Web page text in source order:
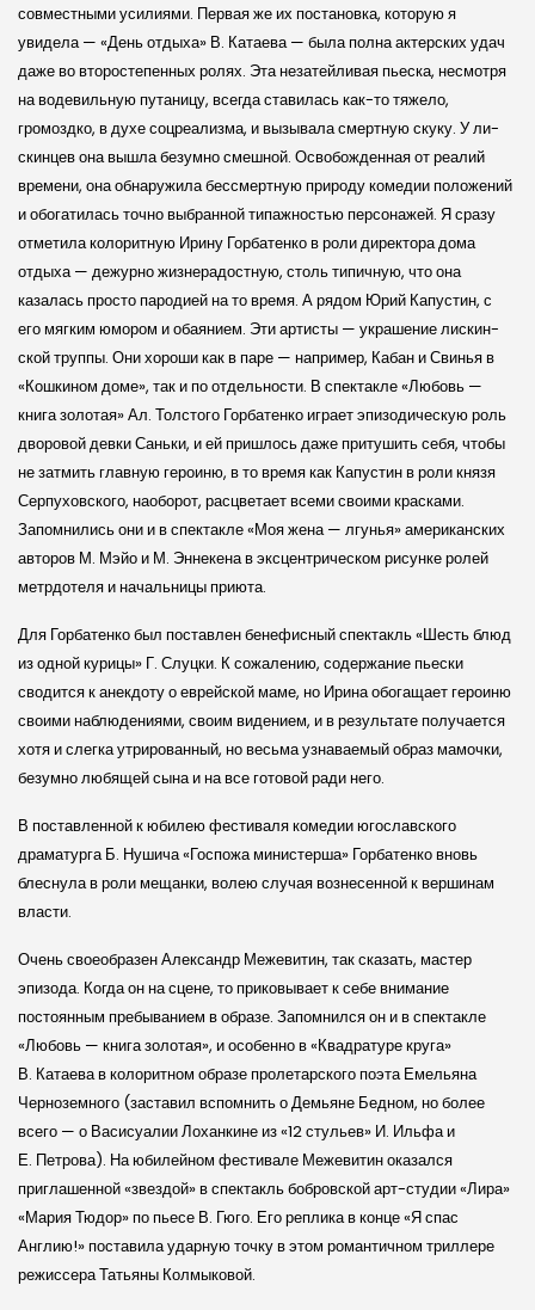
совместными усилиями. Первая же их постановка, которую я
увидела — «День отдыха» В. Катаева — была полна актер­ских удач
даже во второстепенных ролях. Эта незатейливая пьеска, несмотря
на водевильную путаницу, всегда ставилась как-то тяжело,
громоздко, в духе соцреализма, и вызывала смертную скуку. У ли­
скинцев она вышла безумно смешной. Освобожденная от реалий
времени, она обнаружила бессмертную природу комедии положений
и обогатилась точно выбранной типажностью персонажей. Я сразу
отметила колоритную Ирину Горбатенко в роли директора дома
отдыха — дежурно жизнерадостную, столь типичную, что она
казалась просто пародией на то время. А рядом Юрий Капустин, с
его мягким юмором и обаянием. Эти артисты — украшение ли­скин­
ской труппы. Они хороши как в паре — например, Кабан и Свинья в
«Кошкином доме», так и по отдельности. В спектакле «Любовь —
книга золотая» Ал. Толстого Горбатенко играет эпизодиче­скую роль
дворовой девки Саньки, и ей пришлось даже притушить себя, чтобы
не затмить главную героиню, в то время как Капустин в роли князя
Серпухов­ского, наоборот, расцветает всеми своими красками.
Запомнились они и в спектакле «Моя жена — лгунья» американ­ских
авторов М. Мэйо и М. Эннекена в экс­центриче­ском рисунке ролей
метрдотеля и начальницы приюта.
Для Горбатенко был поставлен бенефисный спектакль «Шесть блюд
из одной курицы» Г. Слуцки. К сожалению, содержание пье­ски
сводится к анекдоту о еврей­ской маме, но Ирина обогащает героиню
своими наблюдениями, своим видением, и в результате получается
хотя и слегка утрированный, но весьма узнаваемый образ мамочки,
безумно любящей сына и на все готовой ради него.
В поставленной к юбилею фестиваля комедии югослав­ского
драматурга Б. Ну­­шича «Госпожа министерша» Горбатенко вновь
блеснула в роли мещанки, волею случая вознесенной к вершинам
власти.
Очень своеобразен Александр Межевитин, так сказать, мастер
эпизода. Когда он на сцене, то приковывает к себе внимание
постоянным пребыванием в образе. Запомнился он и в спектакле
«Любовь — книга золотая», и особенно в «Квадратуре круга»
В. Катаева в колоритном образе пролетар­ского поэта Емельяна
Черноземного (заставил вспом­нить о Демьяне Бедном, но более
всего — о Васисуалии Лоханкине из «12 стульев» И. Ильфа и
Е. Петрова). На юбилейном фестивале Межевитин оказался
приглашенной «звездой» в спектакль бобров­ской арт-студии «Ли­ра»
«Мария Тюдор» по пьесе В. Гюго. Его реплика в конце «Я спас
Англию!» поставила ударную точку в этом романтичном триллере
режиссера Татьяны Колмыковой.